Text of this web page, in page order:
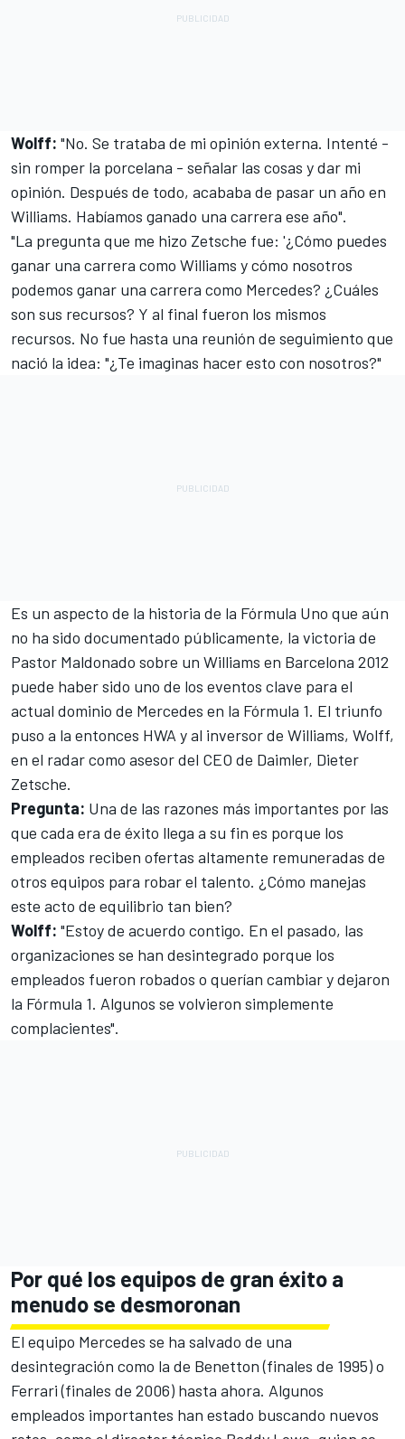
Wolff: "No. Se trataba de mi opinión externa. Intenté -
sin romper la porcelana - señalar las cosas y dar mi
opinión. Después de todo, acababa de pasar un año en
Williams. Habíamos ganado una carrera ese año".
"La pregunta que me hizo Zetsche fue: '¿Cómo puedes
ganar una carrera como Williams y cómo nosotros
podemos ganar una carrera como Mercedes? ¿Cuáles
son sus recursos? Y al final fueron los mismos
recursos. No fue hasta una reunión de seguimiento que
nació la idea: "¿Te imaginas hacer esto con nosotros?"
Es un aspecto de la historia de la Fórmula Uno que aún
no ha sido documentado públicamente, la victoria de
Pastor Maldonado sobre un Williams en Barcelona 2012
puede haber sido uno de los eventos clave para el
actual dominio de Mercedes en la Fórmula 1. El triunfo
puso a la entonces HWA y al inversor de Williams, Wolff,
en el radar como asesor del CEO de Daimler, Dieter
Zetsche.
Pregunta: Una de las razones más importantes por las
que cada era de éxito llega a su fin es porque los
empleados reciben ofertas altamente remuneradas de
otros equipos para robar el talento. ¿Cómo manejas
este acto de equilibrio tan bien?
Wolff: "Estoy de acuerdo contigo. En el pasado, las
organizaciones se han desintegrado porque los
empleados fueron robados o querían cambiar y dejaron
la Fórmula 1. Algunos se volvieron simplemente
complacientes".
Por qué los equipos de gran éxito a
menudo se desmoronan
El equipo Mercedes se ha salvado de una
desintegración como la de Benetton (finales de 1995) o
Ferrari (finales de 2006) hasta ahora. Algunos
empleados importantes han estado buscando nuevos